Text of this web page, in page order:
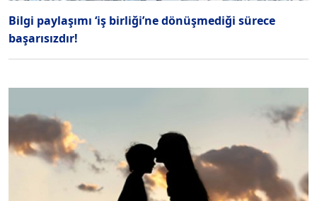
Bilgi paylaşımı ‘iş birliği’ne dönüşmediği sürece
başarısızdır!